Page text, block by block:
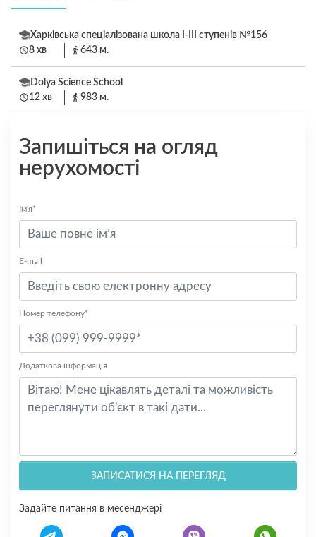
Харківська спеціалізована школа I-III ступенів №156
8 хв
643 м.
Dolya Science School
12 хв
983 м.
Запишіться на огляд
нерухомості
Ім'я*
E-mail
Номер телефону*
Додаткова інформація
ЗАПИСАТИСЯ НА ПЕРЕГЛЯД
Задайте питання в месенджері